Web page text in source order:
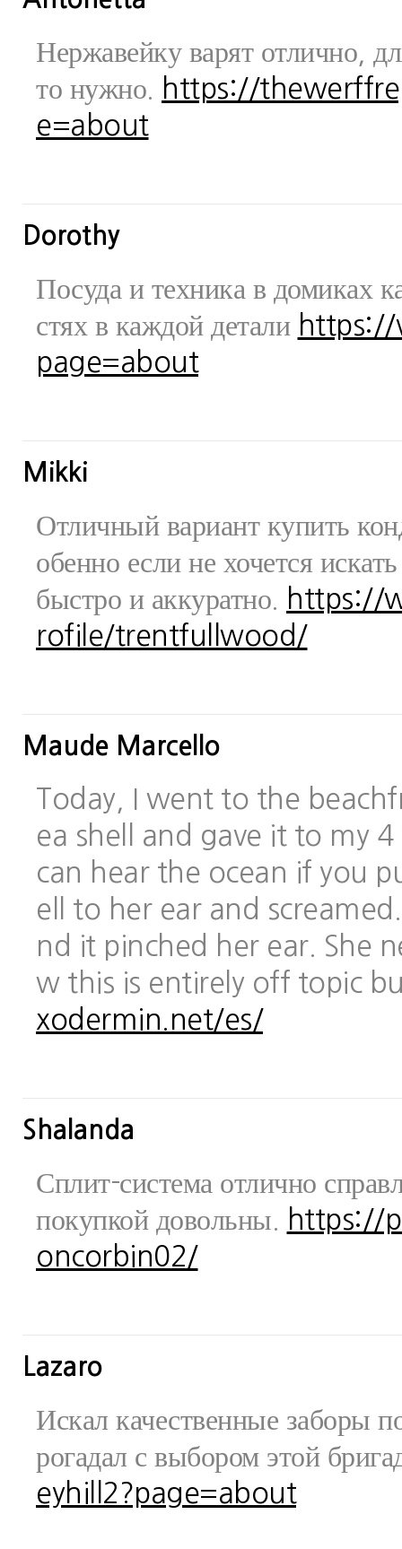
Нержавейку варят отлично,
то нужно.
https://
e=about
Dorothy
Посуда и техника в домиках
стях в каждой детали https://
page=about
Mikki
Отличный вариант купить
обенно если не хочется
быстро и аккуратно.
https://
rofile/trentfullwood/
Maude Marcello
Today, I went to the
ea shell and gave it to my
can hear the ocean if you
ell to her ear and
nd it pinched her ear. She
w this is entirely off topic
xodermin.net/es/
Shalanda
Сплит-система отлично
покупкой довольны.
https://
oncorbin02/
Lazaro
Искал качественные заборы
рогадал с выбором этой
eyhill2?page=about